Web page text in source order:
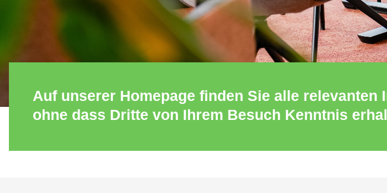
Auf unserer Homepage finden Sie alle
ohne dass Dritte von Ihrem Besuch Kenntnis